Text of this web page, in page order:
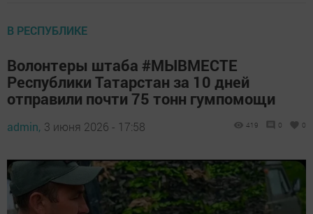
В РЕСПУБЛИКЕ
Волонтеры штаба #МЫВМЕСТЕ
Республики Татарстан за 10 дней
отправили почти 75 тонн гумпомощи
admin, 3 июня 2026 - 17:58 419 0 0